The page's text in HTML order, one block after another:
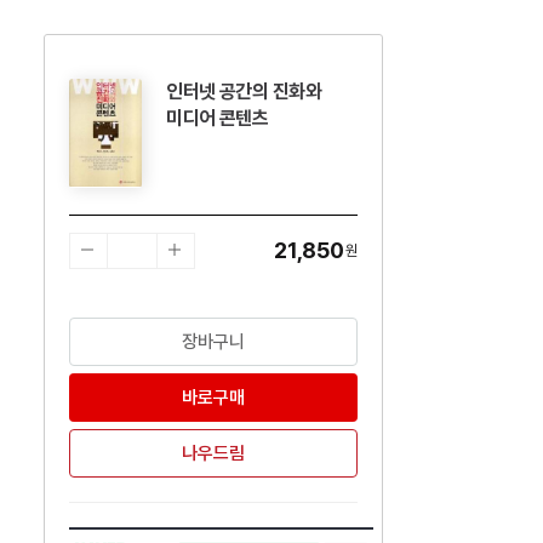
인터넷 공간의 진화와
미디어 콘텐츠
21,850원
장바구니
바로구매
나우드림